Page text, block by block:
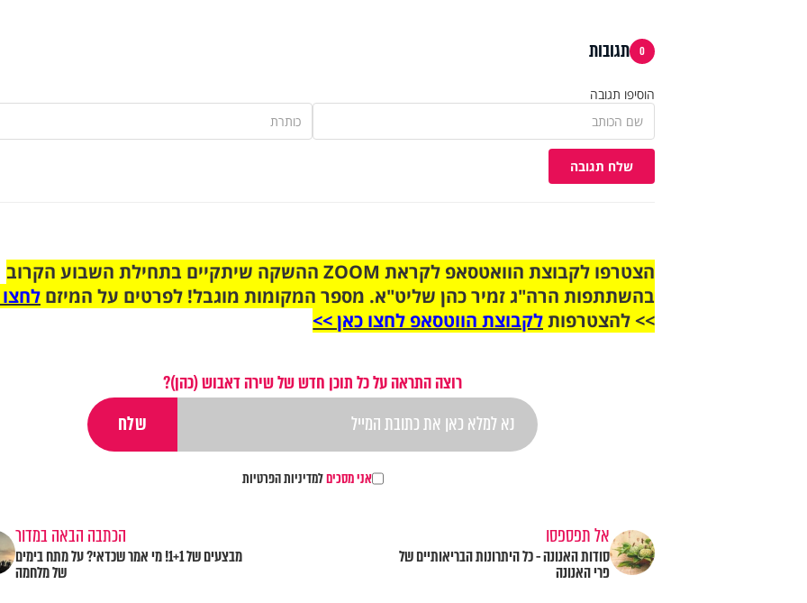
0 תגובות
הוסיפו תגובה
שלח תגובה
הצטרפו לקבוצת הוואטסאפ לקראת ZOOM ההשקה שיתקיים בתחילת השבוע הקרוב
בהשתתפות הרה"ג זמיר כהן שליט"א. מספר המקומות מוגבל! לפרטים על המיזם
>> להצטרפותלקבוצת הווטסאפ לחצו כאן >>
רוצה התראה על כל תוכן חדש של שירה דאבוש (כהן)?
אני מסכיםלמדיניות הפרטיות
אל תפספסו
סודות האנונה - כל היתרונות הבריאותיים של
פרי האנונה
הכתבה הבאה במדור
מבצעים של 1+1! מי אמר שכדאי? על מתח בימים
של מלחמה